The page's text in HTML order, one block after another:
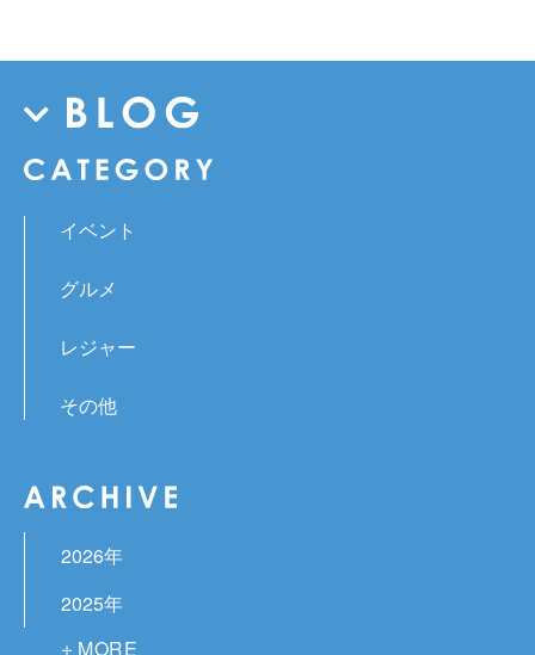
イベント
グルメ
レジャー
その他
2026年
2025年